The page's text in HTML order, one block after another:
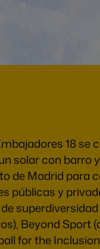
18 se
solar con
de Madrid para
públicas y
Beyond Sport
for the